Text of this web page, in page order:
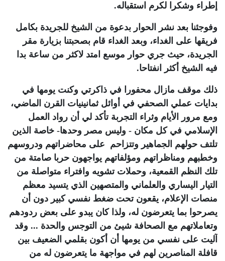
إطراء وشكرا لكرم استقباله.
وفوجئنا بعد نشر الحوار بدعوة من الشيخ للجريدة بكامل
فريقها على الغداء، وبعد الغداء قام بصحبتنا بزيارة مقر
الجريدة، حيث جري حوار موسع امتد لاكثر من ساعة بدا
فيه الشيخ أكثر انفتاحا.
ذلك موقف مازال محفورا في ذاكرتي وكنت يومها في
بدايات عملي الصحفي في أوائل ثمانينيات القرن الماضي،
ومع مرور الأيام وثراء التجربة تأكد لي أن رواد العمل
الإسلامي في كل مكان - وليس مصر وحدها- خاصة الذين
تلتف حولهم الجماهير وتتزاحم على محاضراتهم ودروسهم
وخطبهم ومناظراتهم ومؤلفاتهم يواجهون حربا صامتة من
تلك النظم القمعية، وحملات تشويه وافتراء متواصلة من
التيار اليساري والعلماني والمتصهين الذي يتسيد معظم
منصات الإعلام، يقعون تحت ضغط نفسي كبير دون أن
يصرحوا بما يتعرضون له، ولذا كان يبدو على بعض ردودهم
وتعاملاتهم مع الصحافة شيئ من التوجس والحدة ... وقد
آليت على نفسي من يومها أن أكون بقلمي الضعيف بين
قافلة المناصرين لهم في مواجهة ما يتعرضون له من